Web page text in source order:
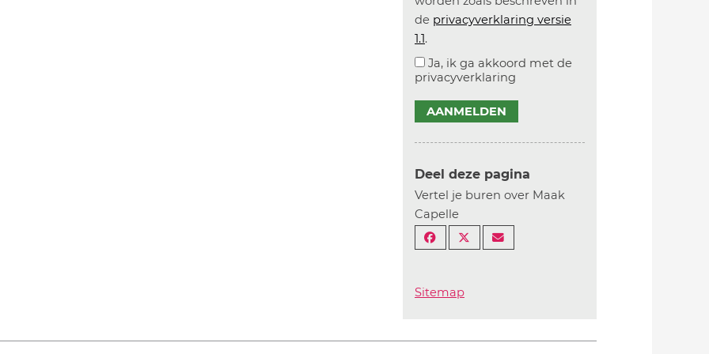
de privacyverklaring versie
1.1.
Ja, ik ga akkoord met de
privacyverklaring
AANMELDEN
Deel deze pagina
Vertel je buren over Maak
Capelle
Sitemap